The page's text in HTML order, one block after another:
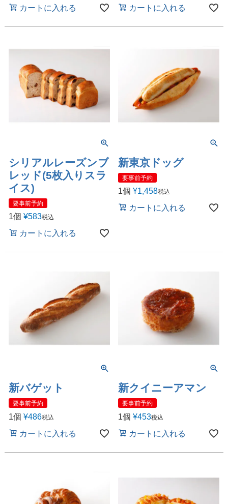
カートに入れる カートに入れる
シリアルレーズンブ
レッド(5枚入りスラ
イス)
要事前予約
1個 ¥583税込
カートに入れる
新東京ドッグ
要事前予約
1個 ¥1,458税込
カートに入れる
新バゲット
要事前予約
1個 ¥486税込
カートに入れる
新クイニーアマン
要事前予約
1個 ¥453税込
カートに入れる